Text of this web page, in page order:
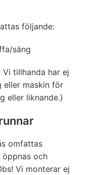
följande:
säng
tillhanda har ej
eller maskin för
eller liknande.)
omfattas
och
Vi monterar ej